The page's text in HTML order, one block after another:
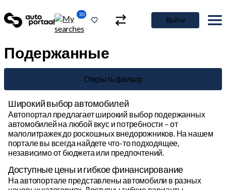
30
Войти
Подержанные
Открыть фильтр
Широкий выбор автомобилей
малолитражек до роскошных внедорожников. На нашем
портале вы всегда найдете что-то подходящее,
независимо от бюджета или предпочтений.
Доступные цены и гибкое финансирование
На автопортале представлены автомобили в разных
ценовых категориях. Доступны гибкие варианты
финансирования, которые делают процесс покупки
Удобный поиск в одном месте
Автопортал позволяет сравнивать различные